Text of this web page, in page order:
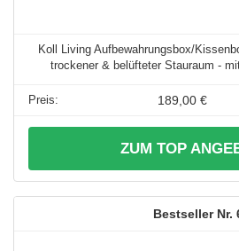
Koll Living Aufbewahrungsbox/
trockener & belüfteter Stauraum -
189,00 €
ZUM TOP